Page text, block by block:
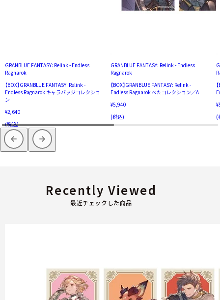
GRANBLUE FANTASY: Relink - Endless
Ragnarok
【BOX】GRANBLUE FANTASY: Relink -
Endless Ragnarok キャラバッジコレクショ
ン
¥2,640
(税込)
GRANBLUE FANTASY: Relink - Endless
Ragnarok
【BOX】GRANBLUE FANTASY: Relink -
Endless Ragnarok ぺたコレクション／A
¥5,940
(税込)
(
最近チェックした商品
Recently Viewed